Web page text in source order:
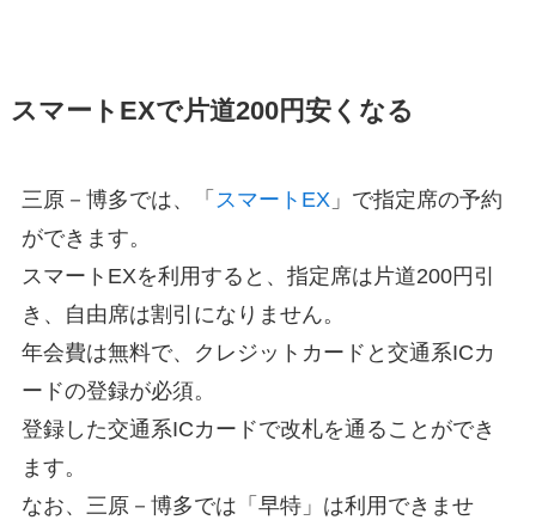
スマートEXで片道200円安くなる
三原－博多では、「 スマートEX」で指定席の予約
ができます。
スマートEXを利用すると、指定席は片道200円引
き、自由席は割引になりません。
年会費は無料で、クレジットカードと交通系ICカ
ードの登録が必須。
登録した交通系ICカードで改札を通ることができ
ます。
なお、三原－博多では「早特」は利用できませ